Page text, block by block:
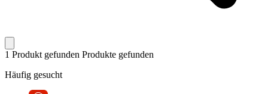
1 Produkt gefunden Produkte gefunden
Häufig gesucht